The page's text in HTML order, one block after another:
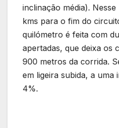
inclinação média).
kms para o fim do
quilómetro é feita com
apertadas, que deixa os
900 metros da corrida.
em ligeira subida, a uma
4%.